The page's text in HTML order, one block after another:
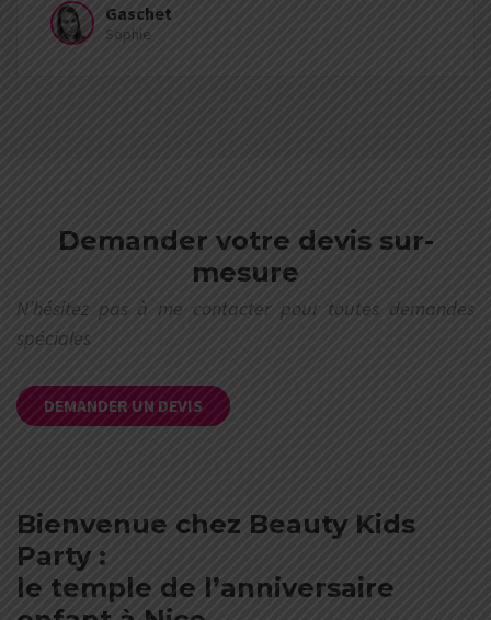
Gaschet
Sophie
Demander votre devis sur-
mesure
N’hésitez pas à me contacter pour toutes demandes
spéciales
DEMANDER UN DEVIS
Bienvenue chez Beauty Kids
Party :
le temple de l’anniversaire